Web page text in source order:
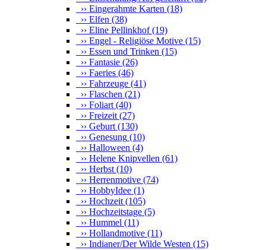
›› Eingerahmte Karten (18)
›› Elfen (38)
›› Eline Pellinkhof(19)
›› Engel - Religiöse Motive (15)
›› Essen und Trinken (15)
›› Fantasie (26)
›› Faeries (46)
›› Fahrzeuge (41)
›› Flaschen (21)
›› Foliart (40)
›› Freizeit (27)
›› Geburt (130)
›› Genesung (10)
›› Halloween (4)
›› Helene Knipvellen (61)
›› Herbst (10)
›› Herrenmotive (74)
›› HobbyIdee (1)
›› Hochzeit (105)
›› Hochzeitstage (5)
›› Hummel (11)
›› Hollandmotive (11)
›› Indianer/Der Wilde Westen (15)